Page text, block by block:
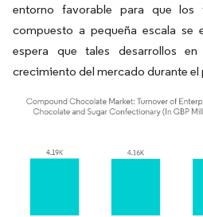
entorno favorable para que los
compuesto a pequeña escala se
espera que tales desarrollos
crecimiento del mercado durante